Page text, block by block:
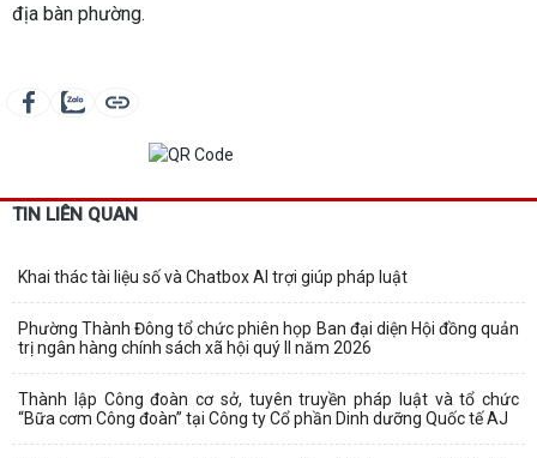
địa bàn phường.
TIN LIÊN QUAN
Khai thác tài liệu số và Chatbox AI trợi giúp pháp luật
Phường Thành Đông tổ chức phiên họp Ban đại diện Hội đồng quản
trị ngân hàng chính sách xã hội quý II năm 2026
Thành lập Công đoàn cơ sở, tuyên truyền pháp luật và tổ chức
“Bữa cơm Công đoàn” tại Công ty Cổ phần Dinh dưỡng Quốc tế AJ